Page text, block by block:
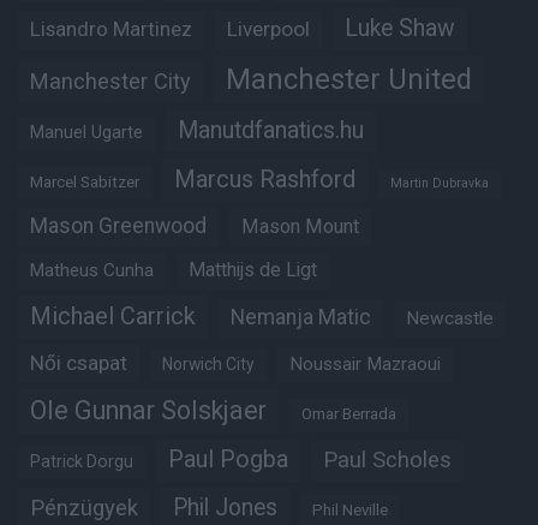
Lisandro Martinez Liverpool Luke Shaw
Manchester City Manchester United
Manuel Ugarte Manutdfanatics.hu
Marcel Sabitzer Marcus Rashford Martin Dubravka
Mason Greenwood Mason Mount
Matheus Cunha Matthijs de Ligt
Michael Carrick Nemanja Matic Newcastle
Női csapat Norwich City Noussair Mazraoui
Ole Gunnar Solskjaer Omar Berrada
Patrick Dorgu Paul Pogba Paul Scholes
Pénzügyek Phil Jones Phil Neville